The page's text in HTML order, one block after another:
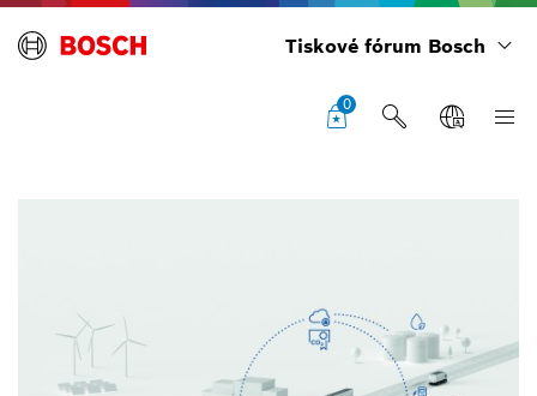
Tiskové fórum Bosch
0